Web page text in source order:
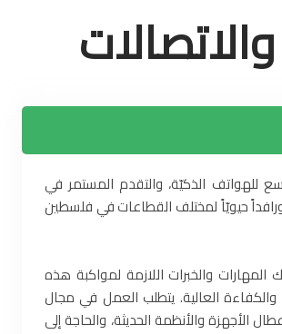
للهواتف الذكيّة، والتقدم المستمر في
حيويّاً لمختلف القطاعات في فلسطين
المهارات والخبرات اللازمة لمواكبة هذه
والكفاءة العالية. يتطلب العمل في مجال
الأجهزة والأنظمة الحديثة، والحاجة إلى